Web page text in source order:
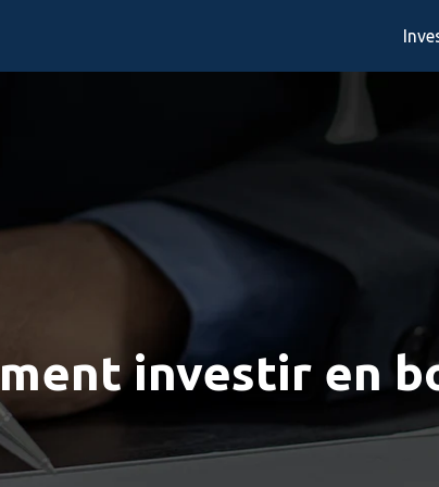
investir en